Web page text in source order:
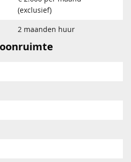
(exclusief)
2 maanden huur